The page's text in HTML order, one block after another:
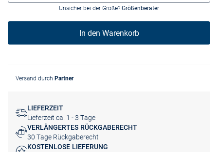
Unsicher bei der Größe? Größenberater
In den Warenkorb
Versand durch Partner
LIEFERZEIT
Lieferzeit ca. 1 - 3 Tage
VERLÄNGERTES RÜCKGABERECHT
30 Tage Rückgaberecht
KOSTENLOSE LIEFERUNG